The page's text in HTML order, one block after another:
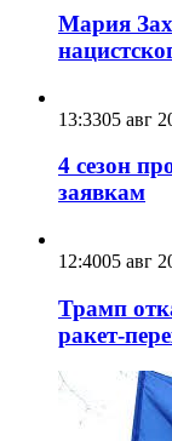
Мария
13:3305 авг
4 сезон
заявкам
12:4005 авг
Трамп
ракет-